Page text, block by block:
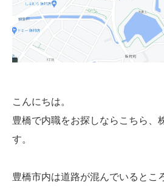
こんにちは。
豊橋で内職をお探しならこちら、
す。
豊橋市内は道路が混んでいるとこ